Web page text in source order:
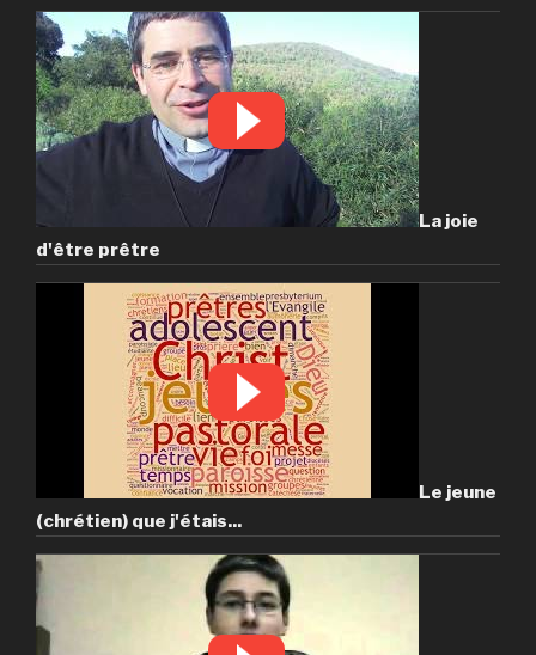
La joie
d'être prêtre
Le jeune
(chrétien) que j'étais...